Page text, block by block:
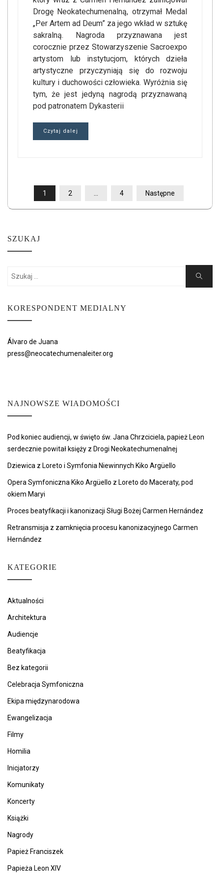
Drogę Neokatechumenalną, otrzymał Medal
„Per Artem ad Deum” za jego wkład w sztukę
sakralną. Nagroda przyznawana jest
corocznie przez Stowarzyszenie Sacroexpo
artystom lub instytucjom, których dzieła
artystyczne przyczyniają się do rozwoju
kultury i duchowości człowieka. Wyróżnia się
tym, że jest jedyną nagrodą przyznawaną
pod patronatem Dykasterii
Czytaj dalej
STRONICOWANIE
WPISÓW
1 2 4 Następne
SZUKAJ
Search
Search
KORESPONDENT MEDIALNY
Álvaro de Juana
press@neocatechumenaleiter.org
NAJNOWSZE WIADOMOŚCI
Pod koniec audiencji, w święto św. Jana Chrzciciela, papież Leon
serdecznie powitał księży z Drogi Neokatechumenalnej
Dziewica z Loreto i Symfonia Niewinnych Kiko Argüello
Opera Symfoniczna Kiko Argüello z Loreto do Maceraty, pod
okiem Maryi
Proces beatyfikacji i kanonizacji Sługi Bożej Carmen Hernández
Retransmisja z zamknięcia procesu kanonizacyjnego Carmen
Hernández
KATEGORIE
Aktualności
Architektura
Audiencje
Beatyfikacja
Bez kategorii
Celebracja Symfoniczna
Ekipa międzynarodowa
Ewangelizacja
Filmy
Homilia
Inicjatorzy
Komunikaty
Koncerty
Książki
Nagrody
Papież Franciszek
Papieża Leon XIV